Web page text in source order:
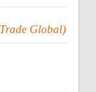
Global)